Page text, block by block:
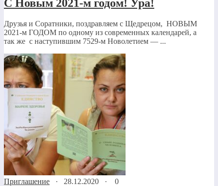
С Новым 2021-м годом! Ура!
Друзья и Соратники, поздравляем с Щедрецом, НОВЫМ
2021-м ГОДОМ по одному из современных календарей, а
так же с наступившим 7529-м Новолетием — ...
Приглашение · 28.12.2020 · 0